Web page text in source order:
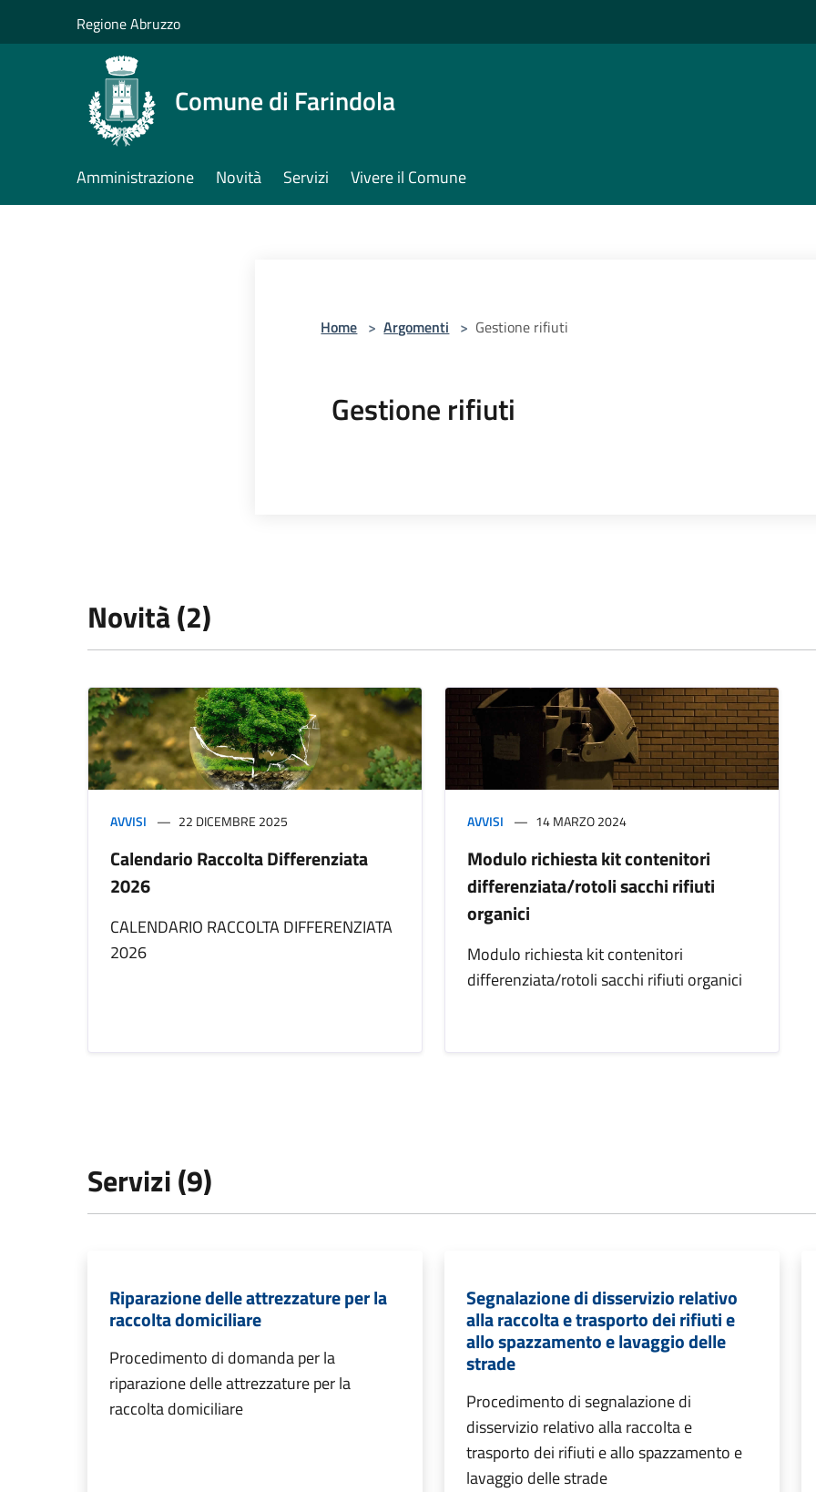
Regione Abruzzo
Comune di Farindola
Amministrazione Novità Servizi Vivere il Comune
Home > Argomenti > Gestione rifiuti
Gestione rifiuti
Novità (2)
AVVISI 22 DICEMBRE 2025
Calendario Raccolta Differenziata
2026
CALENDARIO RACCOLTA DIFFERENZIATA
2026
AVVISI 14 MARZO 2024
Modulo richiesta kit contenitori
differenziata/rotoli sacchi rifiuti
organici
Modulo richiesta kit contenitori
differenziata/rotoli sacchi rifiuti organici
Servizi (9)
Riparazione delle attrezzature per la
raccolta domiciliare
Procedimento di domanda per la
riparazione delle attrezzature per la
raccolta domiciliare
Segnalazione di disservizio relativo
alla raccolta e trasporto dei rifiuti e
allo spazzamento e lavaggio delle
strade
Procedimento di segnalazione di
disservizio relativo alla raccolta e
trasporto dei rifiuti e allo spazzamento e
lavaggio delle strade